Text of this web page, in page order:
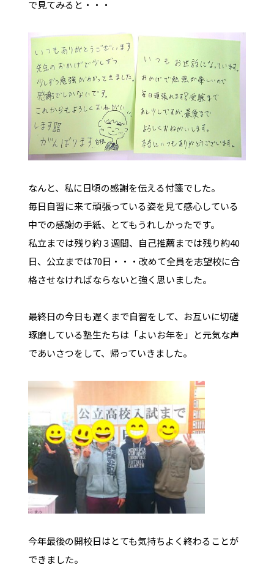
で見てみると・・・
なんと、私に日頃の感謝を伝える付箋でした。
毎日自習に来て頑張っている姿を見て感心している
中での感謝の手紙、とてもうれしかったです。
私立までは残り約３週間、自己推薦までは残り約40
日、公立までは70日・・・改めて全員を志望校に合
格させなければならないと強く思いました。
最終日の今日も遅くまで自習をして、お互いに切磋
琢磨している塾生たちは「よいお年を」と元気な声
であいさつをして、帰っていきました。
今年最後の開校日はとても気持ちよく終わることが
できました。